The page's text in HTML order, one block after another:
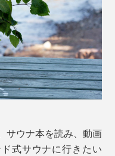
られないそう。品質に
として、ご容赦くだ
サウナ本を読み、動画
式サウナに行きたい